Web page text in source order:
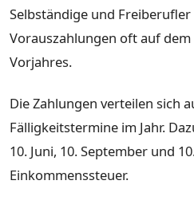
Selbständige und
Vorauszahlungen oft auf
Vorjahres.
Die Zahlungen verteilen sich
Fälligkeitstermine im Jahr.
10. Juni, 10. September und
Einkommenssteuer.